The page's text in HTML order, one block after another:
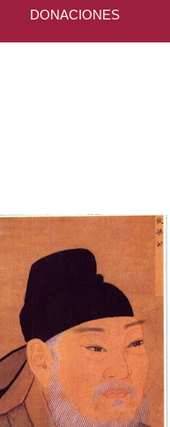
DONACIONES